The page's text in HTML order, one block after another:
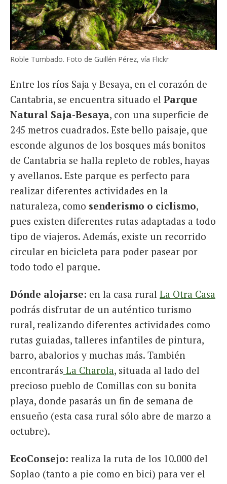
Roble Tumbado. Foto de Guillén Pérez, vía Flickr
Entre los ríos Saja y Besaya, en el corazón de
Cantabria, se encuentra situado el Parque
Natural Saja-Besaya, con una superficie de
245 metros cuadrados. Este bello paisaje, que
esconde algunos de los bosques más bonitos
de Cantabria se halla repleto de robles, hayas
y avellanos. Este parque es perfecto para
realizar diferentes actividades en la
naturaleza, como senderismo o ciclismo,
pues existen diferentes rutas adaptadas a todo
tipo de viajeros. Además, existe un recorrido
circular en bicicleta para poder pasear por
todo todo el parque.
Dónde alojarse: en la casa rural La Otra Casa
podrás disfrutar de un auténtico turismo
rural, realizando diferentes actividades como
rutas guiadas, talleres infantiles de pintura,
barro, abalorios y muchas más. También
encontrarás La Charola, situada al lado del
precioso pueblo de Comillas con su bonita
playa, donde pasarás un fin de semana de
ensueño (esta casa rural sólo abre de marzo a
octubre).
EcoConsejo: realiza la ruta de los 10.000 del
Soplao (tanto a pie como en bici) para ver el